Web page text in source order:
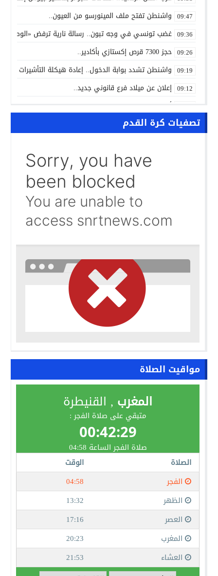
09:47 واشنطن تفتح ملف المينورسو من العيون..
09:36 غضب تونسي في وجه تبون.. رسالة نارية ترفض «الوصاية
09:26 حجز 7300 قرص إكستازي بأكادير..
09:19 واشنطن تشدد بوابة الدخول.. إعادة هيكلة التأشيرات تربك
09:12 إعلان عن ميلاد فرع قانوني جديد..
أزمة المحامين تدخل القضاء غرفة الإنعاش.. والمعتقلون
10:24 NEWS “بالعربي” أخبار بالمختصر المفيد من كل حدب وصوب
الجامعة تشتعل.. والرسوم قد تتحول إلى «فاتورة
البوليساريو تحت مجهر الكونغرس الأمريكي.. واشنطن
حين تحارب الدولة فوضى الصحافة… وتفتح العمالات
تصفيات كرة القدم
مواقيت الصلاة